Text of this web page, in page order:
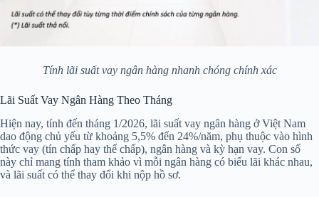
Tính lãi suất vay ngân hàng nhanh chóng chính xác
Lãi Suất Vay Ngân Hàng Theo Tháng
Hiện nay, tính đến tháng 1/2026, lãi suất vay ngân hàng ở Việt Nam
dao động chủ yếu từ khoảng 5,5% đến 24%/năm, phụ thuộc vào hình
thức vay (tín chấp hay thế chấp), ngân hàng và kỳ hạn vay. Con số
này chỉ mang tính tham khảo vì mỗi ngân hàng có biểu lãi khác nhau,
và lãi suất có thể thay đổi khi nộp hồ sơ.